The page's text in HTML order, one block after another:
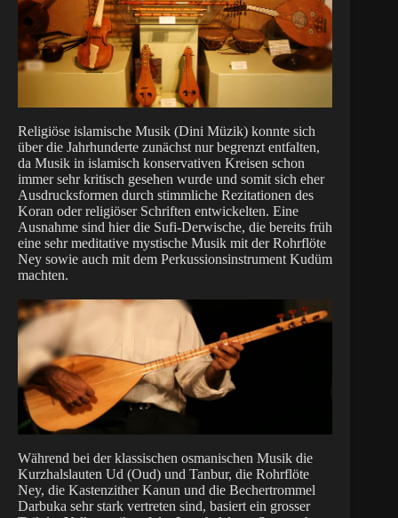
Religiöse islamische Musik (Dini Müzik) konnte sich
über die Jahrhunderte zunächst nur begrenzt entfalten,
da Musik in islamisch konservativen Kreisen schon
immer sehr kritisch gesehen wurde und somit sich eher
Ausdrucksformen durch stimmliche Rezitationen des
Koran oder religiöser Schriften entwickelten. Eine
Ausnahme sind hier die Sufi-Derwische, die bereits früh
eine sehr meditative mystische Musik mit der Rohrflöte
Ney sowie auch mit dem Perkussionsinstrument Kudüm
machten.
Während bei der klassischen osmanischen Musik die
Kurzhalslauten Ud (Oud) und Tanbur, die Rohrflöte
Ney, die Kastenzither Kanun und die Bechertrommel
Darbuka sehr stark vertreten sind, basiert ein grosser